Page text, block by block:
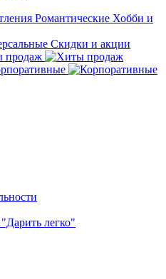
Романтические Хобби и
Скидки и акции
продаж
легко"